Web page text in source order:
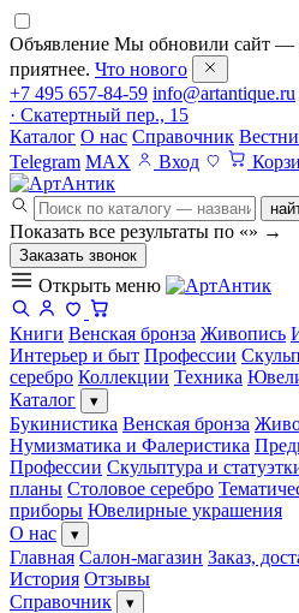
Объявление Мы обновили сайт —
приятнее. Что нового
+7 495 657-84-59 info@artantique.ru
· Скатертный пер., 15
Каталог О нас Справочник
Telegram MAX Вход
Показать все результаты по «» →
Заказать звонок
Открыть меню
Книги Венская бронза Живопись
Интерьер и быт Профессии
серебро Коллекции Техника
Каталог
▾
Букинистика Венская бронза
Нумизматика и Фалеристика
Профессии Скульптура и
планы Столовое серебро
приборы Ювелирные украшения
О нас
▾
Главная Салон-магазин Заказ,
История Отзывы
Справочник
▾